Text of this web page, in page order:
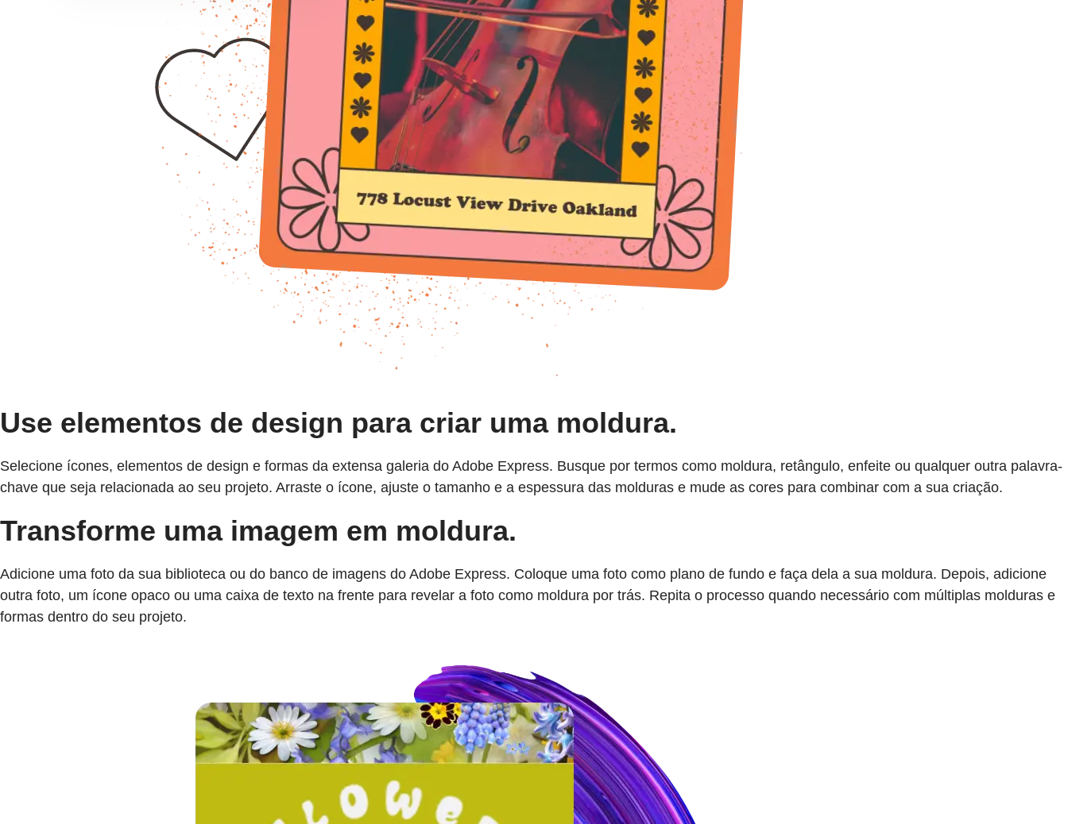
Use elementos de design para criar uma moldura.
Selecione ícones, elementos de design e formas da extensa galeria do Adobe Express. Busque por termos como moldura, retângulo, enfeite ou qualquer outra palavra-
chave que seja relacionada ao seu projeto. Arraste o ícone, ajuste o tamanho e a espessura das molduras e mude as cores para combinar com a sua criação.
Transforme uma imagem em moldura.
Adicione uma foto da sua biblioteca ou do banco de imagens do Adobe Express. Coloque uma foto como plano de fundo e faça dela a sua moldura. Depois, adicione
outra foto, um ícone opaco ou uma caixa de texto na frente para revelar a foto como moldura por trás. Repita o processo quando necessário com múltiplas molduras e
formas dentro do seu projeto.